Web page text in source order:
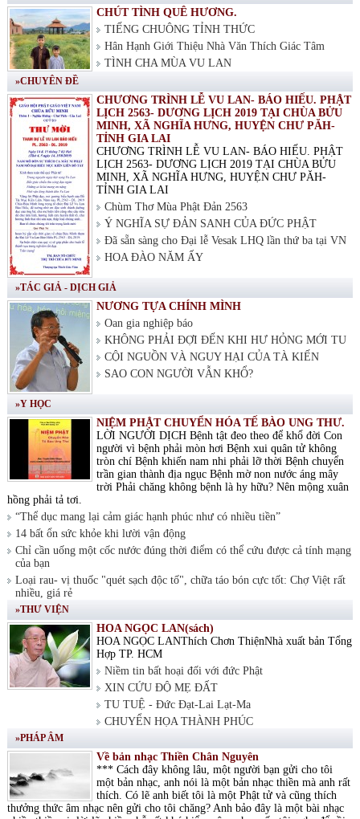
CHÚT TÌNH QUÊ HƯƠNG.
TIẾNG CHUÔNG TỈNH THỨC
Hân Hạnh Giới Thiệu Nhà Văn Thích Giác Tâm
TÌNH CHA MÙA VU LAN
»CHUYÊN ĐỀ
CHƯƠNG TRÌNH LỄ VU LAN- BÁO HIẾU. PHẬT
LỊCH 2563- DƯƠNG LỊCH 2019 TẠI CHÙA BỬU
MINH, XÃ NGHĨA HƯNG, HUYỆN CHƯ PĂH-
TỈNH GIA LAI
CHƯƠNG TRÌNH LỄ VU LAN- BÁO HIẾU. PHẬT
LỊCH 2563- DƯƠNG LỊCH 2019 TẠI CHÙA BỬU
MINH, XÃ NGHĨA HƯNG, HUYỆN CHƯ PĂH-
TỈNH GIA LAI
Chùm Thơ Mùa Phật Đản 2563
Ý NGHĨA SỰ ĐẢN SANH CỦA ĐỨC PHẬT
Đã sẵn sàng cho Đại lễ Vesak LHQ lần thứ ba tại VN
HOA ĐÀO NĂM ẤY
»TÁC GIẢ - DỊCH GIẢ
NƯƠNG TỰA CHÍNH MÌNH
Oan gia nghiệp báo
KHÔNG PHẢI ĐỢI ĐẾN KHI HƯ HỎNG MỚI TU
CỘI NGUỒN VÀ NGUY HẠI CỦA TÀ KIẾN
SAO CON NGƯỜI VẪN KHỔ?
»Y HỌC
NIỆM PHẬT CHUYỂN HÓA TẾ BÀO UNG THƯ.
LỜI NGƯỜI DỊCH Bệnh tật đeo theo để khổ đời Con
người vì bệnh phải mòn hơi Bệnh xui quân tử không
tròn chí Bệnh khiến nam nhi phải lỡ thời Bệnh chuyển
trần gian thành địa ngục Bệnh mờ non nước áng mây
trời Phải chăng không bệnh là hy hữu? Nên mộng xuân
hồng phải tả tơi.
“Thể dục mang lại cảm giác hạnh phúc như có nhiều tiền”
14 bất ổn sức khỏe khi lười vận động
Chỉ cần uống một cốc nước đúng thời điểm có thể cứu được cả tính mạng
của bạn
Loại rau- vị thuốc "quét sạch độc tố", chữa táo bón cực tốt: Chợ Việt rất
nhiều, giá rẻ
»THƯ VIỆN
HOA NGỌC LAN(sách)
HOA NGỌC LANThích Chơn ThiệnNhà xuất bản Tổng
Hợp TP. HCM
Niềm tin bất hoại đối với đức Phật
XIN CỨU ĐỘ MẸ ĐẤT
TU TUỆ - Đức Đạt-Lai Lạt-Ma
CHUYỂN HỌA THÀNH PHÚC
»PHÁP ÂM
Về bản nhạc Thiền Chân Nguyên
*** Cách đây không lâu, một người bạn gửi cho tôi
một bản nhạc, anh nói là một bản nhạc thiền mà anh rất
thích. Có lẽ anh biết tôi là một Phật tử và cũng thích
thưởng thức âm nhạc nên gửi cho tôi chăng? Anh bảo đây là một bài nhạc